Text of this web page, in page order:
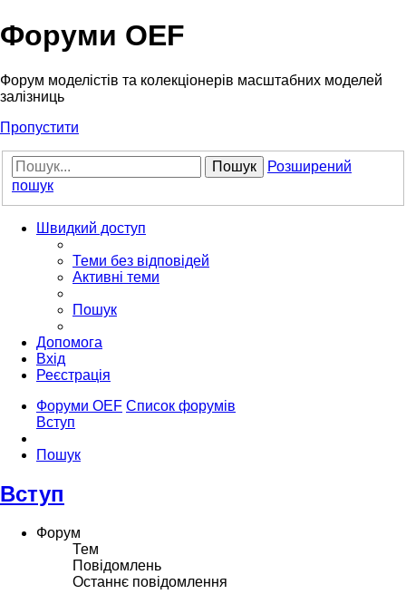
Форуми OEF
Форум моделістів та колекціонерів масштабних моделей
залізниць
Пропустити
Пошук
Розширений
пошук
Швидкий доступ
Теми без відповідей
Активні теми
Пошук
Допомога
Вхід
Реєстрація
Форуми OEF Список форумів
Вступ
Пошук
Вступ
Форум
Тем
Повідомлень
Останнє повідомлення